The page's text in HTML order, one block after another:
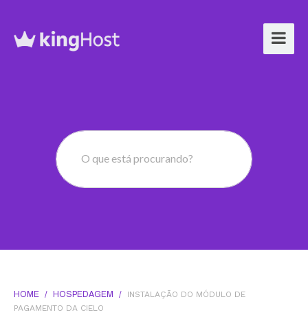
O que está procurando?
HOME / HOSPEDAGEM /
INSTALAÇÃO DO MÓDULO DE
PAGAMENTO DA CIELO